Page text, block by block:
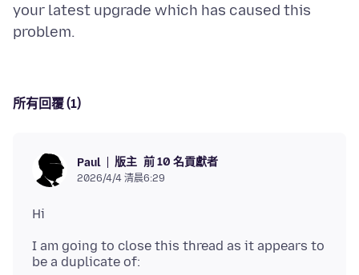
your latest upgrade which has caused this
所有回覆 (1)
Paul 版主 前 10 名貢獻者
2026/4/4 清晨6:29
I am going to close this thread as it appears to